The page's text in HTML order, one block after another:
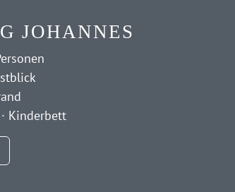
JOHANNES
Kinderbett